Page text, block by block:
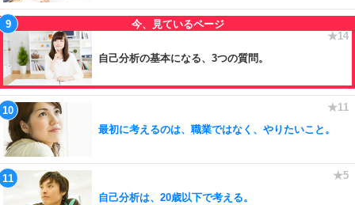
自己分析の基本になる、3つの質問。
最初に考えるのは、職業ではなく、やりたいこと。
自己分析は、20歳以下で考える。